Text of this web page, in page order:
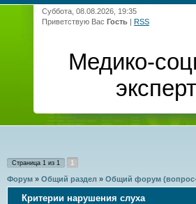
Суббота, 08.08.2026, 19:35
Приветствую Вас Гость | RSS
Медико-
Страница 1 из 1 1
Форум » Общий раздел » Общий форум (вопрос-
Критерии нарушения слуха